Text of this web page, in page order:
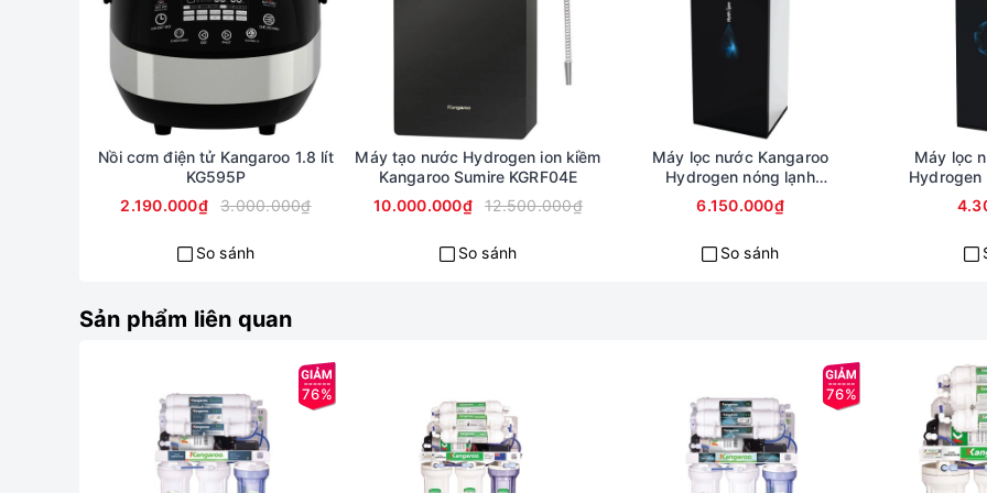
Máy lọc nướcthế hệ mới Kangaroo Hydrogen KG100HG với 10 cấp lọc tiên tiến
Lõi lọc Chức năng
Thời gian thay thế
1. 10″ PP-5micron
Loại bỏ các cặn bẩn lơ lửng trên 5 micron (bùn đất,
cát sạn…). Bảo vệ màng RO khỏi các cặn bẩn gây
3-6 tháng
Nồi cơm điện tử Kangaroo 1.8 lít
KG595P
2.190.000₫
3.000.000₫
So sánh
Máy tạo nước Hydrogen ion kiềm
Kangaroo Sumire KGRF04E
10.000.000₫
12.500.000₫
So sánh
Máy lọc nước Kangaroo
Hydrogen nóng lạnh
KG100ESGHC9
6.150.000₫
So sánh
Máy lọc
Hydrogen
Sản phẩm liên quan
76% 76%